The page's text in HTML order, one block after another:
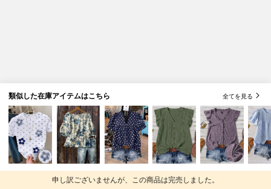
申し訳ございませんが、この商品は完売しました。
類似した在庫アイテムはこちら 全てを見る